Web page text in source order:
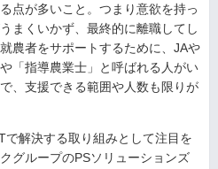
点が多いこと。つまり意欲を持っ
まくいかず、最終的に離職してし
農者をサポートするために、JAや
「指導農業士」と呼ばれる人がい
、支援できる範囲や人数も限りが
解決する取り組みとして注目を
グループのPSソリューションズ